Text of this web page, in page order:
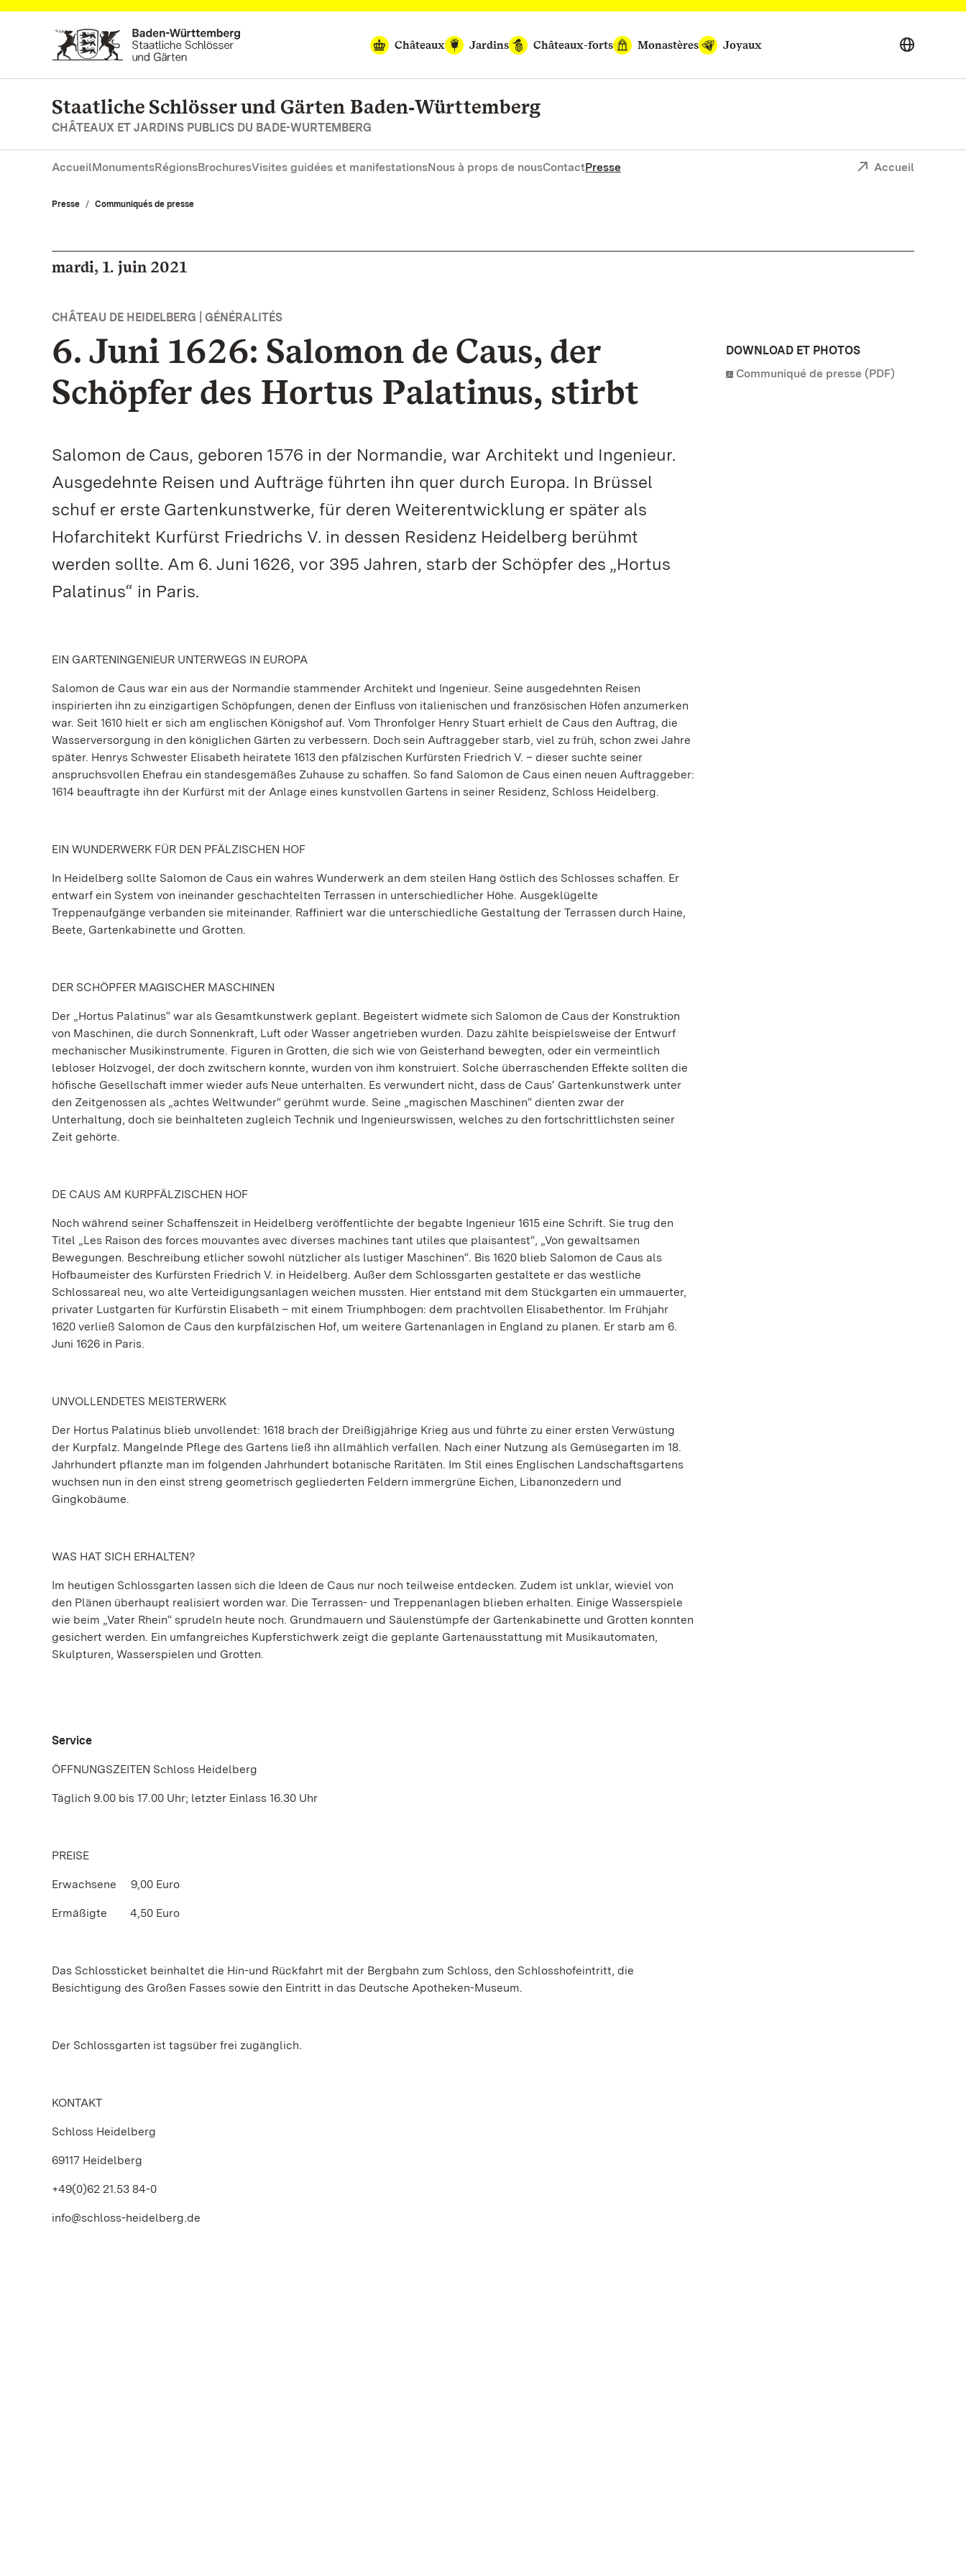
Vers la page d’accueil
Châteaux
Jardins Châteaux-forts Monastères Joyaux
Staatliche Schlösser und Gärten Baden‑Württemberg
CHÂTEAUX ET JARDINS PUBLICS DU BADE-WURTEMBERG
AccueilMonumentsRégionsBrochuresVisites guidées et manifestationsNous à props de nousContactPresse Accueil
Presse Communiqués de presse
mardi, 1. juin 2021
CHÂTEAU DE HEIDELBERG | GÉNÉRALITÉS
6. Juni 1626: Salomon de Caus, der
Schöpfer des Hortus Palatinus, stirbt
Salomon de Caus, geboren 1576 in der Normandie, war Architekt und Ingenieur.
Ausgedehnte Reisen und Aufträge führten ihn quer durch Europa. In Brüssel
schuf er erste Gartenkunstwerke, für deren Weiterentwicklung er später als
Hofarchitekt Kurfürst Friedrichs V. in dessen Residenz Heidelberg berühmt
werden sollte. Am 6. Juni 1626, vor 395 Jahren, starb der Schöpfer des „Hortus
Palatinus“ in Paris.
EIN GARTENINGENIEUR UNTERWEGS IN EUROPA
Salomon de Caus war ein aus der Normandie stammender Architekt und Ingenieur. Seine ausgedehnten Reisen
inspirierten ihn zu einzigartigen Schöpfungen, denen der Einfluss von italienischen und französischen Höfen anzumerken
war. Seit 1610 hielt er sich am englischen Königshof auf. Vom Thronfolger Henry Stuart erhielt de Caus den Auftrag, die
Wasserversorgung in den königlichen Gärten zu verbessern. Doch sein Auftraggeber starb, viel zu früh, schon zwei Jahre
später. Henrys Schwester Elisabeth heiratete 1613 den pfälzischen Kurfürsten Friedrich V. – dieser suchte seiner
anspruchsvollen Ehefrau ein standesgemäßes Zuhause zu schaffen. So fand Salomon de Caus einen neuen Auftraggeber:
1614 beauftragte ihn der Kurfürst mit der Anlage eines kunstvollen Gartens in seiner Residenz, Schloss Heidelberg.
EIN WUNDERWERK FÜR DEN PFÄLZISCHEN HOF
In Heidelberg sollte Salomon de Caus ein wahres Wunderwerk an dem steilen Hang östlich des Schlosses schaffen. Er
entwarf ein System von ineinander geschachtelten Terrassen in unterschiedlicher Höhe. Ausgeklügelte
Treppenaufgänge verbanden sie miteinander. Raffiniert war die unterschiedliche Gestaltung der Terrassen durch Haine,
Beete, Gartenkabinette und Grotten.
DER SCHÖPFER MAGISCHER MASCHINEN
Der „Hortus Palatinus“ war als Gesamtkunstwerk geplant. Begeistert widmete sich Salomon de Caus der Konstruktion
von Maschinen, die durch Sonnenkraft, Luft oder Wasser angetrieben wurden. Dazu zählte beispielsweise der Entwurf
mechanischer Musikinstrumente. Figuren in Grotten, die sich wie von Geisterhand bewegten, oder ein vermeintlich
lebloser Holzvogel, der doch zwitschern konnte, wurden von ihm konstruiert. Solche überraschenden Effekte sollten die
höfische Gesellschaft immer wieder aufs Neue unterhalten. Es verwundert nicht, dass de Caus‘ Gartenkunstwerk unter
den Zeitgenossen als „achtes Weltwunder“ gerühmt wurde. Seine „magischen Maschinen“ dienten zwar der
Unterhaltung, doch sie beinhalteten zugleich Technik und Ingenieurswissen, welches zu den fortschrittlichsten seiner
Zeit gehörte.
DE CAUS AM KURPFÄLZISCHEN HOF
Noch während seiner Schaffenszeit in Heidelberg veröffentlichte der begabte Ingenieur 1615 eine Schrift. Sie trug den
Titel „Les Raison des forces mouvantes avec diverses machines tant utiles que plaisantest“, „Von gewaltsamen
Bewegungen. Beschreibung etlicher sowohl nützlicher als lustiger Maschinen“. Bis 1620 blieb Salomon de Caus als
Hofbaumeister des Kurfürsten Friedrich V. in Heidelberg. Außer dem Schlossgarten gestaltete er das westliche
Schlossareal neu, wo alte Verteidigungsanlagen weichen mussten. Hier entstand mit dem Stückgarten ein ummauerter,
privater Lustgarten für Kurfürstin Elisabeth – mit einem Triumphbogen: dem prachtvollen Elisabethentor. Im Frühjahr
1620 verließ Salomon de Caus den kurpfälzischen Hof, um weitere Gartenanlagen in England zu planen. Er starb am 6.
Juni 1626 in Paris.
UNVOLLENDETES MEISTERWERK
Der Hortus Palatinus blieb unvollendet: 1618 brach der Dreißigjährige Krieg aus und führte zu einer ersten Verwüstung
der Kurpfalz. Mangelnde Pflege des Gartens ließ ihn allmählich verfallen. Nach einer Nutzung als Gemüsegarten im 18.
Jahrhundert pflanzte man im folgenden Jahrhundert botanische Raritäten. Im Stil eines Englischen Landschaftsgartens
wuchsen nun in den einst streng geometrisch gegliederten Feldern immergrüne Eichen, Libanonzedern und
Gingkobäume.
WAS HAT SICH ERHALTEN?
Im heutigen Schlossgarten lassen sich die Ideen de Caus nur noch teilweise entdecken. Zudem ist unklar, wieviel von
den Plänen überhaupt realisiert worden war. Die Terrassen- und Treppenanlagen blieben erhalten. Einige Wasserspiele
wie beim „Vater Rhein“ sprudeln heute noch. Grundmauern und Säulenstümpfe der Gartenkabinette und Grotten konnten
gesichert werden. Ein umfangreiches Kupferstichwerk zeigt die geplante Gartenausstattung mit Musikautomaten,
Skulpturen, Wasserspielen und Grotten.
Service
ÖFFNUNGSZEITEN Schloss Heidelberg
Täglich 9.00 bis 17.00 Uhr; letzter Einlass 16.30 Uhr
PREISE
Erwachsene 9,00 Euro
Ermäßigte 4,50 Euro
Das Schlossticket beinhaltet die Hin-und Rückfahrt mit der Bergbahn zum Schloss, den Schlosshofeintritt, die
Besichtigung des Großen Fasses sowie den Eintritt in das Deutsche Apotheken-Museum.
Der Schlossgarten ist tagsüber frei zugänglich.
KONTAKT
Schloss Heidelberg
69117 Heidelberg
+49(0)62 21.53 84-0
info@schloss-heidelberg.de
DOWNLOAD ET PHOTOS
Communiqué de presse (PDF)